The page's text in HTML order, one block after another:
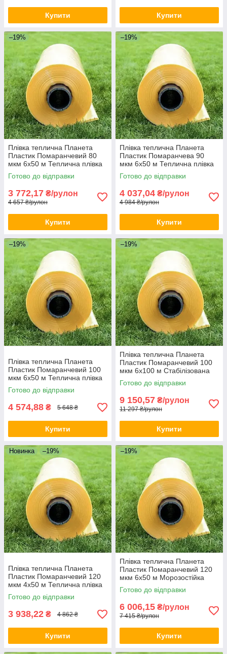
Купити Купити
–19%
Плівка теплична Планета
Пластик Помаранчевий 80
мкм 6х50 м Теплична плівка
для зимової теплиці
Готово до відправки
3 772,17 ₴/рулон
4 657 ₴/рулон
Купити
–19%
Плівка теплична Планета
Пластик Помаранчева 90
мкм 6х50 м Теплична плівка
для зимової теплиці
Готово до відправки
4 037,04 ₴/рулон
4 984 ₴/рулон
Купити
–19%
Плівка теплична Планета
Пластик Помаранчевий 100
мкм 6х50 м Теплична плівка
для фермерів Поліетилен
для теплиці
Готово до відправки
4 574,88 ₴ 5 648 ₴
Купити
–19%
Плівка теплична Планета
Пластик Помаранчевий 100
мкм 6х100 м Стабілізована
плівка для теплиці
Готово до відправки
9 150,57 ₴/рулон
11 297 ₴/рулон
Купити
Новинка –19%
Плівка теплична Планета
Пластик Помаранчевий 120
мкм 4х50 м Теплична плівка
для фермерів Поліетилен
для теплиці
Готово до відправки
3 938,22 ₴ 4 862 ₴
Купити
–19%
Плівка теплична Планета
Пластик Помаранчевий 120
мкм 6х50 м Морозостійка
плівка для теплиць Укривна
плівка
Готово до відправки
6 006,15 ₴/рулон
7 415 ₴/рулон
Купити